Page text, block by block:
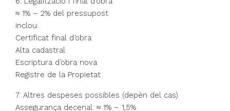
≈ 1% – 2% del pressupost
Inclou:
Certificat final d’obra
Alta cadastral
Escriptura d’obra nova
Registre de la Propietat
7. Altres despeses possibles (depèn del cas)
Assegurança decenal: ≈ 1% – 1,5%